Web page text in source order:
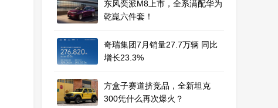
东风奕派M8上市，全系满配华为
乾崑六件套！
奇瑞集团7月销量27.7万辆 同比
增长23.3%
方盒子赛道挤竞品，全新坦克
300凭什么再次爆火？